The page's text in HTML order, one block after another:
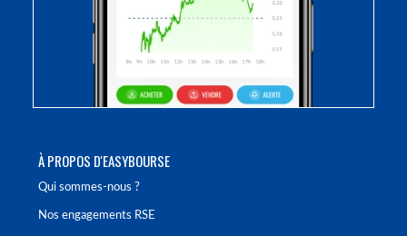
À PROPOS D'EASYBOURSE
Qui sommes-nous ?
Nos engagements RSE